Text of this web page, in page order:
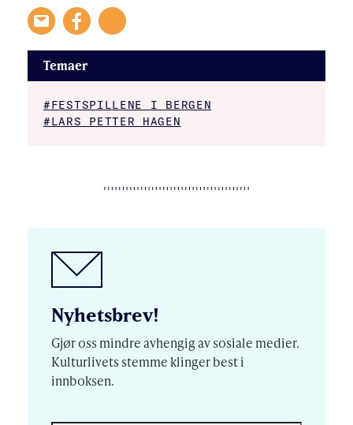
Temaer
#FESTSPILLENE I BERGEN
#LARS PETTER HAGEN
Nyhetsbrev!
Gjør oss mindre avhengig av sosiale medier.
Kulturlivets stemme klinger best i
innboksen.